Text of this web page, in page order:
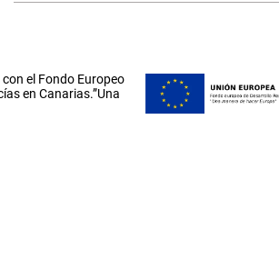
el Fondo Europeo
en Canarias.”Una